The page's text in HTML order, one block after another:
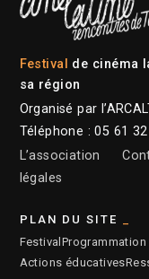
Festival de cinéma
sa région
Organisé par
Téléphone : 05 61
L’association
légales
PLAN DU SITE
Festival Programmation
Actions éducatives